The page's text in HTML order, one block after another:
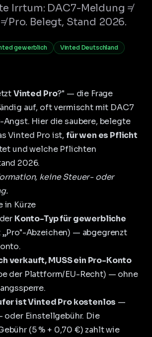
Irrtum: DAC7-Meldung ≠
Pro. Belegt, Stand 2026.
gewerblich
Vinted Deutschland
Vinted Pro?" — die Frage
auf, oft vermischt mit DAC7
Angst. Hier die saubere, belegte
Vinted Pro ist, für wen es Pflicht
und welche Pflichten
2026.
keine Steuer- oder
in Kürze
Konto-Typ für gewerbliche
Abzeichen) — abgegrenzt
verkauft, MUSS ein Pro-Konto
der Plattform/EU-Recht) — ohne
.
ist Vinted Pro kostenlos —
oder Einstellgebühr. Die
(5 % + 0,70 €) zahlt wie